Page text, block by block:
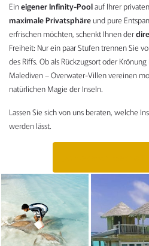
Eineigener Infinity-Poolauf Ihrer
maximale Privatsphäre und pure
erfrischen möchten, schenkt Ihnen der
Freiheit: Nur ein paar Stufen trennen Sie
des Riffs. Ob als Rückzugsort oder
Malediven – Overwater-Villen vereinen
natürlichen Magie der Inseln.
Lassen Sie sich von uns beraten, welche
werden lässt.